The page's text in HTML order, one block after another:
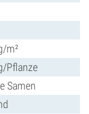
m²
Pflanze
Samen